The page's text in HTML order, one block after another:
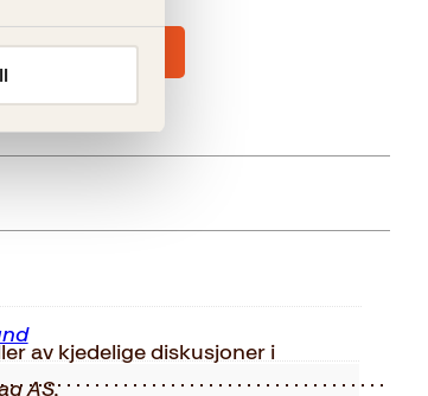
av kjedelige diskusjoner i
AS,